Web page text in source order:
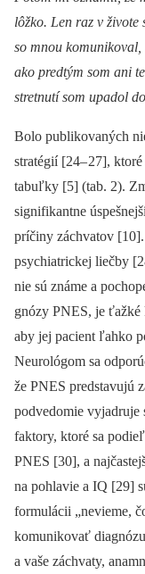
lôžko. Len raz v živote
so mnou
ako predtým som ani
stretnutí som upadol
Bolo publikovaných
stratégií [24–27],
tabuľky [5] (tab. 2).
signifikantne
príčiny záchvatov [10].
psychiatrickej liečby
nie sú známe a
gnózy PNES, je
aby jej pa­cient ľahko
Neurológom sa
že PNES predstavujú
podvedomie
faktory, ktoré sa
PNES [30], a
na pohlavie a IQ [29]
formulácii „nevieme,
komunikovať
a vaše záchvaty,